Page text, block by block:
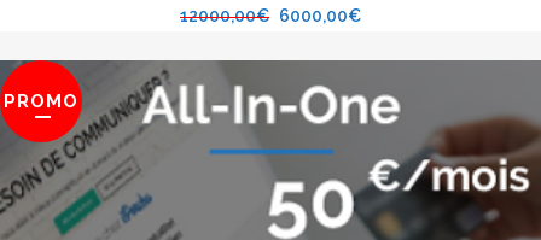
12000,00€ 6000,00€
PROMO